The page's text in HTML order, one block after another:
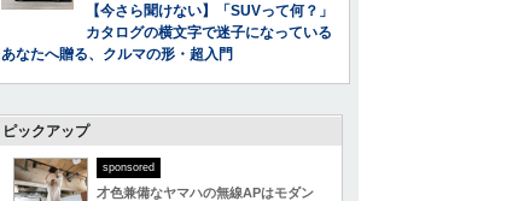
【今さら聞けない】「SUVって何？」
カタログの横文字で迷子になっている
あなたへ贈る、クルマの形・超入門
ピックアップ
sponsored
才色兼備なヤマハの無線APはモダン